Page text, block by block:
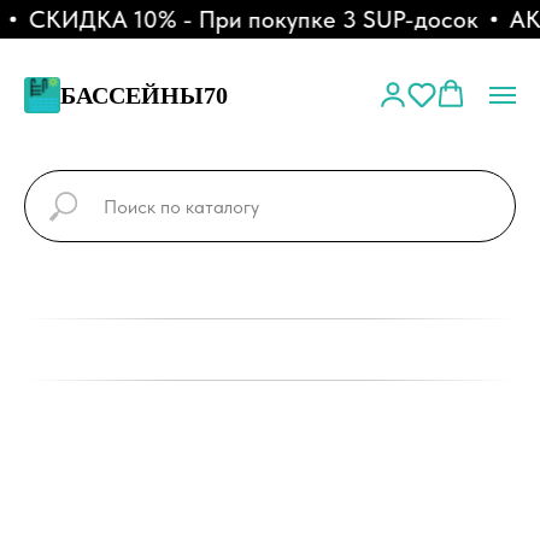
СКИДКА 10% - При покупке 3 SUP-досок
БАССЕЙНЫ70